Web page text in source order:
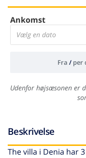
Ankomst
Vælg en dato
Fra / per
Udenfor højsæsonen er
Beskrivelse
The villa i Denia har